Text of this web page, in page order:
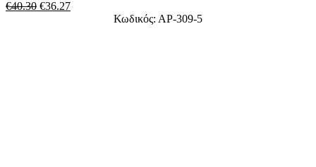
€40.30 €36.27
Κωδικός: ΑΡ-309-5